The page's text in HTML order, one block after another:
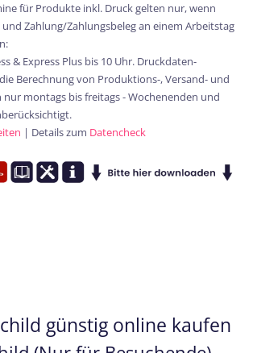
für Produkte inkl. Druck gelten nur, wenn
Zahlung/Zahlungsbeleg an einem Arbeitstag
& Express Plus bis 10 Uhr. Druckdaten-
Berechnung von Produktions-, Versand- und
nur montags bis freitags - Wochenenden und
| Details zum Datencheck
günstig online kaufen